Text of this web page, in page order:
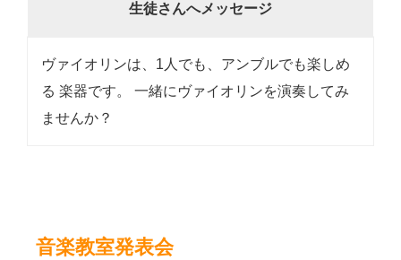
生徒さんへメッセージ
ヴァイオリンは、1人でも、アンブルでも楽しめ
る 楽器です。 一緒にヴァイオリンを演奏してみ
ませんか？
音楽教室発表会